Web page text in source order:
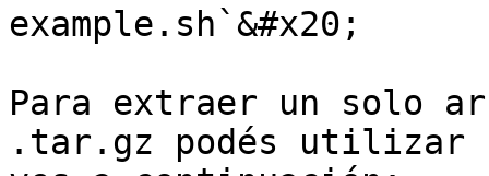
example.sh`&#x20;
Para extraer un solo
.tar.gz podés utilizar